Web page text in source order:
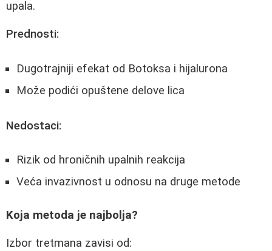
upala.
Prednosti:
Dugotrajniji efekat od Botoksa i hijalurona
Može podići opuštene delove lica
Nedostaci:
Rizik od hroničnih upalnih reakcija
Veća invazivnost u odnosu na druge metode
Koja metoda je najbolja?
Izbor tretmana zavisi od: